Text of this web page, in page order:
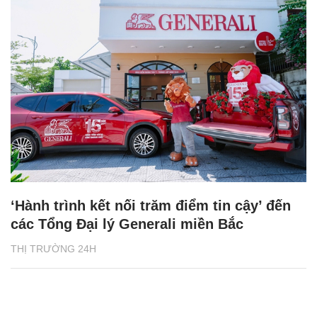
THỊ TRƯỜNG 24H
‘Hành trình kết nối trăm điểm tin cậy’ đến
các Tổng Đại lý Generali miền Bắc